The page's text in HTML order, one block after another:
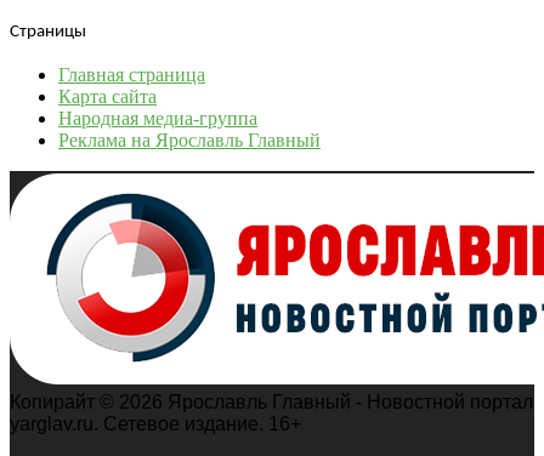
Страницы
Главная страница
Карта сайта
Народная медиа-группа
Реклама на Ярославль Главный
Копирайт © 2026 Ярославль Главный - Новостной портал
yarglav.ru. Сетевое издание. 16+